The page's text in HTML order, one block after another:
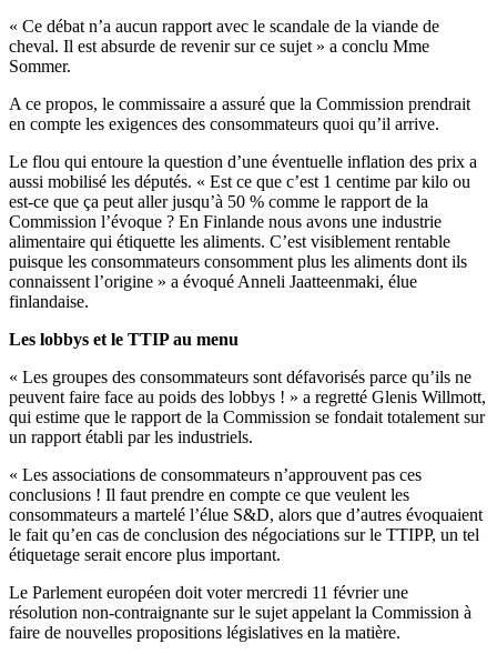
« Ce débat n’a aucun rapport avec le scandale de la viande de
cheval. Il est absurde de revenir sur ce sujet » a conclu Mme
Sommer.
A ce propos, le commissaire a assuré que la Commission prendrait
en compte les exigences des consommateurs quoi qu’il arrive.
Le flou qui entoure la question d’une éventuelle inflation des prix a
aussi mobilisé les députés. « Est ce que c’est 1 centime par kilo ou
est-ce que ça peut aller jusqu’à 50 % comme le rapport de la
Commission l’évoque ? En Finlande nous avons une industrie
alimentaire qui étiquette les aliments. C’est visiblement rentable
puisque les consommateurs consomment plus les aliments dont ils
connaissent l’origine » a évoqué Anneli Jaatteenmaki, élue
finlandaise.
Les lobbys et le TTIP au menu
« Les groupes des consommateurs sont défavorisés parce qu’ils ne
peuvent faire face au poids des lobbys ! » a regretté Glenis Willmott,
qui estime que le rapport de la Commission se fondait totalement sur
un rapport établi par les industriels.
« Les associations de consommateurs n’approuvent pas ces
conclusions ! Il faut prendre en compte ce que veulent les
consommateurs a martelé l’élue S&D, alors que d’autres évoquaient
le fait qu’en cas de conclusion des négociations sur le TTIPP, un tel
étiquetage serait encore plus important.
Le Parlement européen doit voter mercredi 11 février une
résolution non-contraignante sur le sujet appelant la Commission à
faire de nouvelles propositions législatives en la matière.